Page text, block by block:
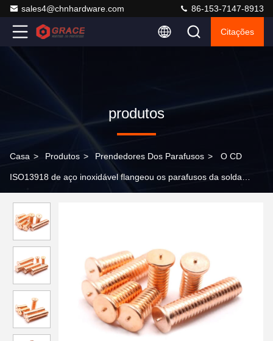
sales4@chnhardware.com 86-153-7147-8913
Citações
produtos
Casa > Produtos > Prendedores Dos Parafusos > O CD
ISO13918 de aço inoxidável flangeou os parafusos da solda